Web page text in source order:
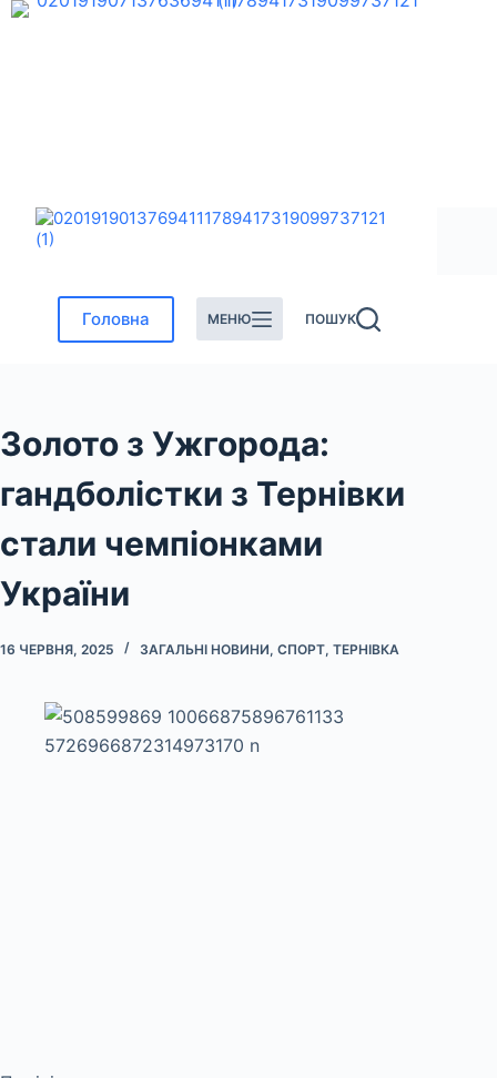
Перейти
Головна МЕНЮ ПОШУК
Золото з Ужгорода:
гандболістки з Тернівки
стали чемпіонками
України
16 ЧЕРВНЯ, 2025 ЗАГАЛЬНІ НОВИНИ, СПОРТ, ТЕРНІВКА